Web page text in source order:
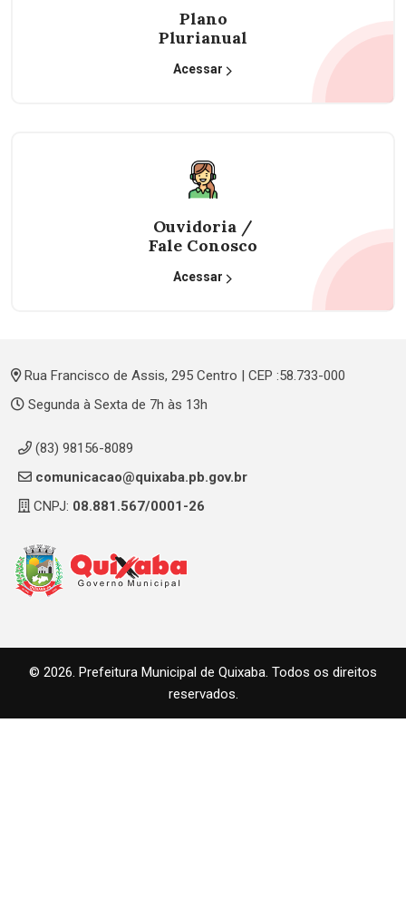
Plano
Plurianual
Acessar
Ouvidoria /
Fale Conosco
Acessar
Rua Francisco de Assis, 295 Centro | CEP :58.733-000
Segunda à Sexta de 7h às 13h
(83) 98156-8089
comunicacao@quixaba.pb.gov.br
CNPJ: 08.881.567/0001-26
© 2026. Prefeitura Municipal de Quixaba. Todos os direitos
reservados.